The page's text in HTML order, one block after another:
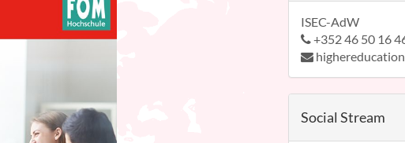
ISEC-AdW
+352 46 50 16
Social Stream